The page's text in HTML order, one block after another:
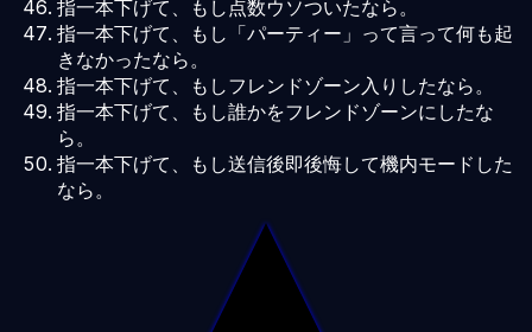
指一本下げて、もし点数ウソついたなら。
指一本下げて、もし「パーティー」って言って何も起
きなかったなら。
指一本下げて、もしフレンドゾーン入りしたなら。
指一本下げて、もし誰かをフレンドゾーンにしたな
ら。
指一本下げて、もし送信後即後悔して機内モードした
なら。